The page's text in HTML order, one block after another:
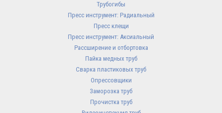
Трубогибы
Пресс инструмент: Радиальный
Пресс клещи
Пресс инструмент: Аксиальный
Рассширение и отбортовка
Пайка медных труб
Сварка пластиковых труб
Опрессовщики
Заморозка труб
Прочистка труб